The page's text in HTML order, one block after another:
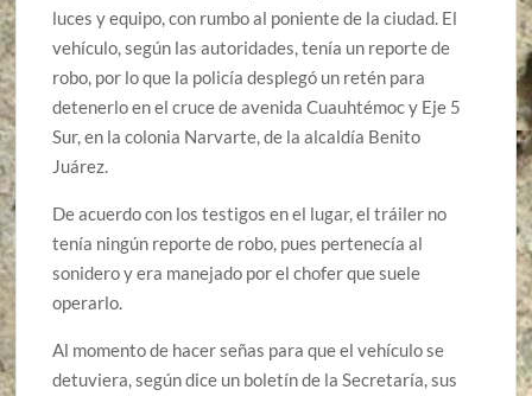
luces y equipo, con rumbo al poniente de la ciudad. El
vehículo, según las autoridades, tenía un reporte de
robo, por lo que la policía desplegó un retén para
detenerlo en el cruce de avenida Cuauhtémoc y Eje 5
Sur, en la colonia Narvarte, de la alcaldía Benito
Juárez.
De acuerdo con los testigos en el lugar, el tráiler no
tenía ningún reporte de robo, pues pertenecía al
sonidero y era manejado por el chofer que suele
operarlo.
Al momento de hacer señas para que el vehículo se
detuviera, según dice un boletín de la Secretaría, sus